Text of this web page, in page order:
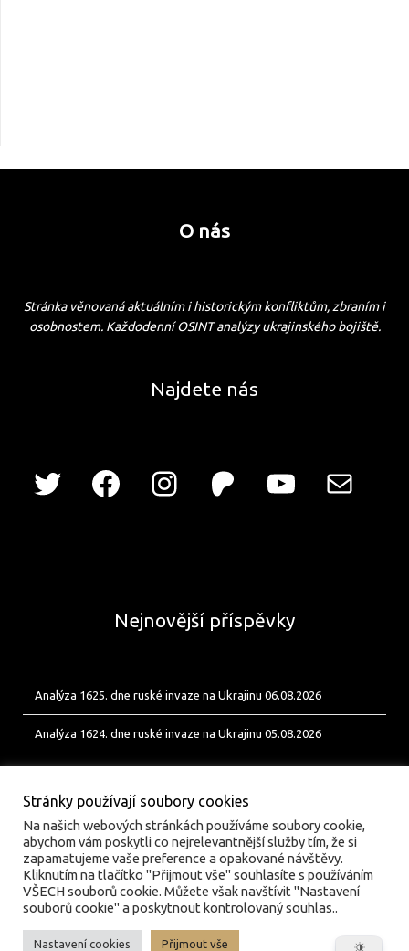
O nás
Stránka věnovaná aktuálním i historickým konfliktům, zbraním i
osobnostem. Každodenní OSINT analýzy ukrajinského bojiště.
Najdete nás
Nejnovější příspěvky
Analýza 1625. dne ruské invaze na Ukrajinu 06.08.2026
Analýza 1624. dne ruské invaze na Ukrajinu 05.08.2026
© valka.online | Vydavatel: Jan Tofl, Plzeň | ISSN 3029-
Stránky používají soubory cookies
Na našich webových stránkách používáme soubory cookie,
abychom vám poskytli co nejrelevantnější služby tím, že si
zapamatujeme vaše preference a opakované návštěvy.
Kliknutím na tlačítko "Přijmout vše" souhlasíte s používáním
VŠECH souborů cookie. Můžete však navštívit "Nastavení
souborů cookie" a poskytnout kontrolovaný souhlas..
Nastavení cookies Přijmout vše